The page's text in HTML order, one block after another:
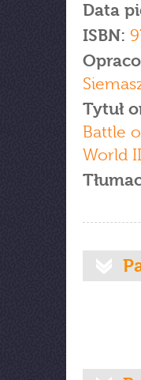
Data
ISBN:
Tytuł
Battle
World